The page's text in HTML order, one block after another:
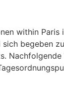
within Paris
begeben
Nachfolgende